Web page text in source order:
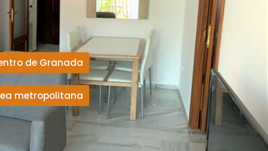
de Granada
metropolitana